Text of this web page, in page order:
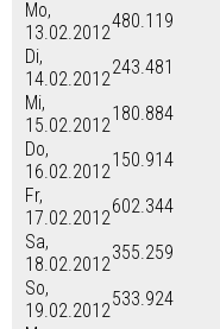
Mo,
13.02.2012
480.119
Di,
14.02.2012
243.481
Mi,
15.02.2012
180.884
Do,
16.02.2012
150.914
Fr,
17.02.2012
602.344
Sa,
18.02.2012
355.259
So,
19.02.2012
533.924